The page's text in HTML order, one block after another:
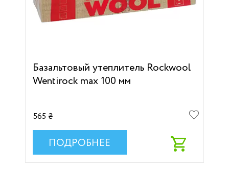
Базальтовый утеплитель Rockwool
Wentirock max 100 мм
565 ₴
ПОДРОБНЕЕ